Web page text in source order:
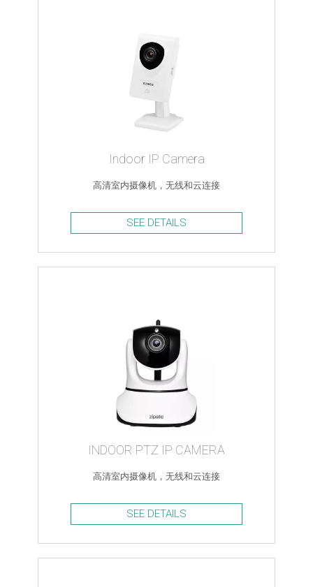
Indoor IP Camera
高清室内摄像机，无线和云连接
SEE DETAILS
INDOOR PTZ IP CAMERA
高清室内摄像机，无线和云连接
SEE DETAILS